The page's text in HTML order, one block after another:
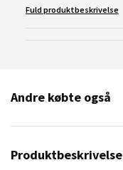
Fuld produktbeskrivelse
Andre købte også
Produktbeskrivelse